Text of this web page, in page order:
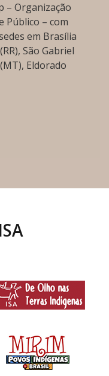
– Organização
Público – com
em Brasília
São Gabriel
Eldorado